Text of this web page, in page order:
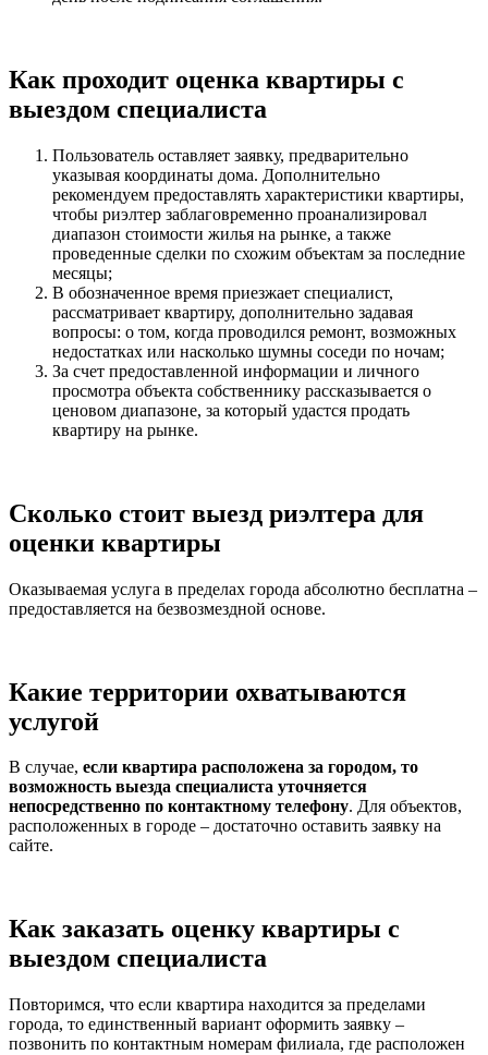
Как проходит оценка квартиры с
выездом специалиста
Пользователь оставляет заявку, предварительно
указывая координаты дома. Дополнительно
рекомендуем предоставлять характеристики квартиры,
чтобы риэлтер заблаговременно проанализировал
диапазон стоимости жилья на рынке, а также
проведенные сделки по схожим объектам за последние
месяцы;
В обозначенное время приезжает специалист,
рассматривает квартиру, дополнительно задавая
вопросы: о том, когда проводился ремонт, возможных
недостатках или насколько шумны соседи по ночам;
За счет предоставленной информации и личного
просмотра объекта собственнику рассказывается о
ценовом диапазоне, за который удастся продать
квартиру на рынке.
Сколько стоит выезд риэлтера для
оценки квартиры
Оказываемая услуга в пределах города абсолютно бесплатна –
предоставляется на безвозмездной основе.
Какие территории охватываются
услугой
В случае, если квартира расположена за городом, то
возможность выезда специалиста уточняется
непосредственно по контактному телефону. Для объектов,
расположенных в городе – достаточно оставить заявку на
сайте.
Как заказать оценку квартиры с
выездом специалиста
Повторимся, что если квартира находится за пределами
города, то единственный вариант оформить заявку –
позвонить по контактным номерам филиала, где расположен